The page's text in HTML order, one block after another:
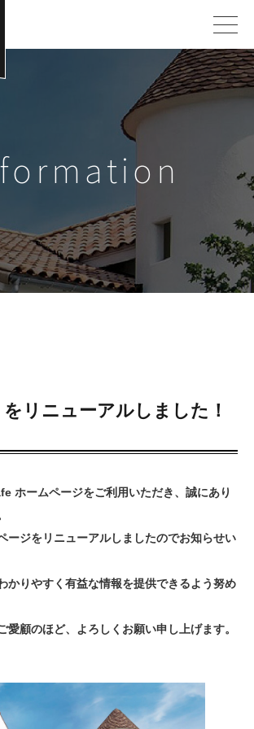
リニューアルしました！
ホームページをご利用いただき、誠にあり
ージをリニューアルしましたのでお知らせい
かりやすく有益な情報を提供できるよう努め
愛顧のほど、よろしくお願い申し上げます。